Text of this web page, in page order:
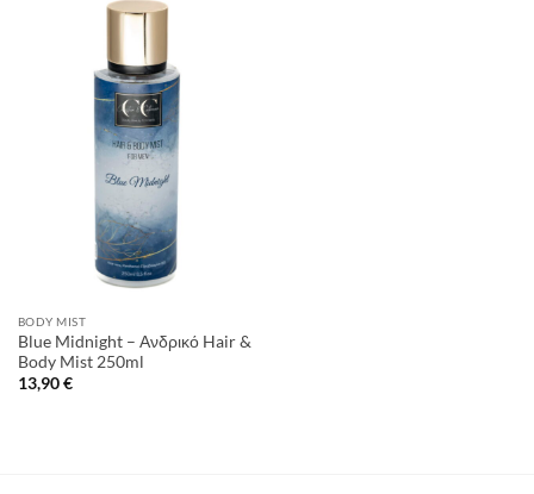
BODY MIST
Blue Midnight – Ανδρικό Hair &
Body Mist 250ml
13,90€